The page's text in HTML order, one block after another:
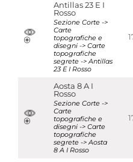
Antillas 23 E I
Rosso
Sezione Corte ->
Carte
topografiche e
disegni -> Carte
topografiche
segrete -> Antillas
23 E I Rosso
Aosta 8 A I
Rosso
Sezione Corte ->
Carte
topografiche e
disegni -> Carte
topografiche
segrete -> Aosta
8 A I Rosso